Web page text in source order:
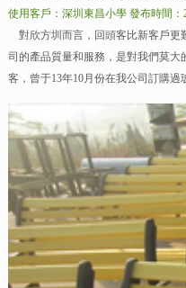
使用客戶：深圳東昌小學 發布時間：
對欣方圳而言，回頭客比新客戶更
司的產品質量和服務，是對我們莫
客，曾于13年10月份在我公司訂購過